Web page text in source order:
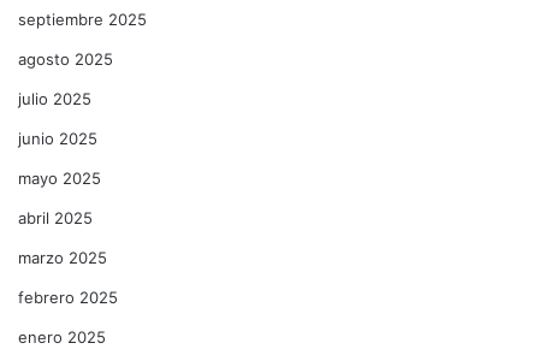
septiembre 2025
agosto 2025
julio 2025
junio 2025
mayo 2025
abril 2025
marzo 2025
febrero 2025
enero 2025